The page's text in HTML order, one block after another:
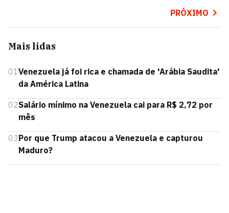
PRÓXIMO
Mais lidas
01Venezuela já foi rica e chamada de 'Arábia Saudita'
da América Latina
02Salário mínimo na Venezuela cai para R$ 2,72 por
mês
03Por que Trump atacou a Venezuela e capturou
Maduro?